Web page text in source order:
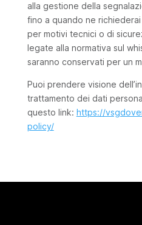
alla gestione della
fino a quando ne
per motivi tecnici o di
legate alla normativa sul
saranno conservati per un
Puoi prendere visione
trattamento dei dati
questo link: https://
policy/